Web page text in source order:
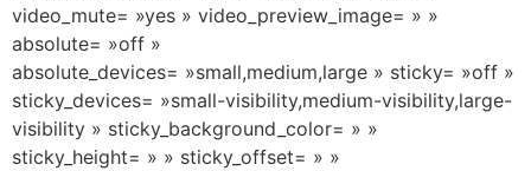
video_mute= »yes » video_preview_image= » »
absolute= »off »
absolute_devices= »small,medium,large » sticky= »off »
sticky_devices= »small-visibility,medium-visibility,large-
visibility » sticky_background_color= » »
sticky_height= » » sticky_offset= » »